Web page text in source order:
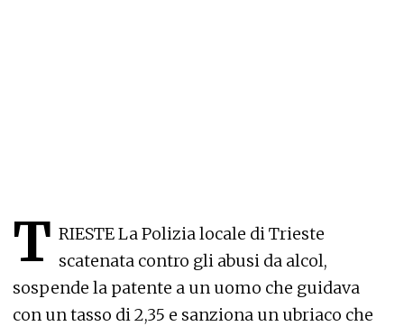
T RIESTE La Polizia locale di Trieste
scatenata contro gli abusi da alcol,
sospende la patente a un uomo che guidava
con un tasso di 2,35 e sanziona un ubriaco che